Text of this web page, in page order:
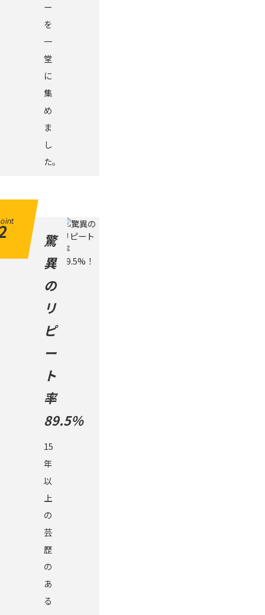
ー
を
一
堂
に
集
め
ま
し
た。
驚
異
の
リ
ピ
ー
ト
率
89.5%
15
年
以
上
の
芸
歴
の
あ
る